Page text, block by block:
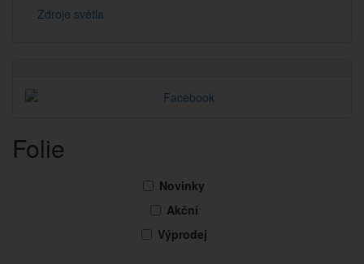
Zdroje světla
Folie
Novinky
Akční
Výprodej